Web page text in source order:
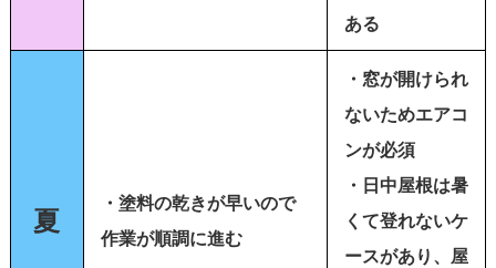
ある
夏
・塗料の乾きが早いので
作業が順調に進む
・窓が開けられ
ないためエアコ
ンが必須
・日中屋根は暑
くて登れないケ
ースがあり、屋